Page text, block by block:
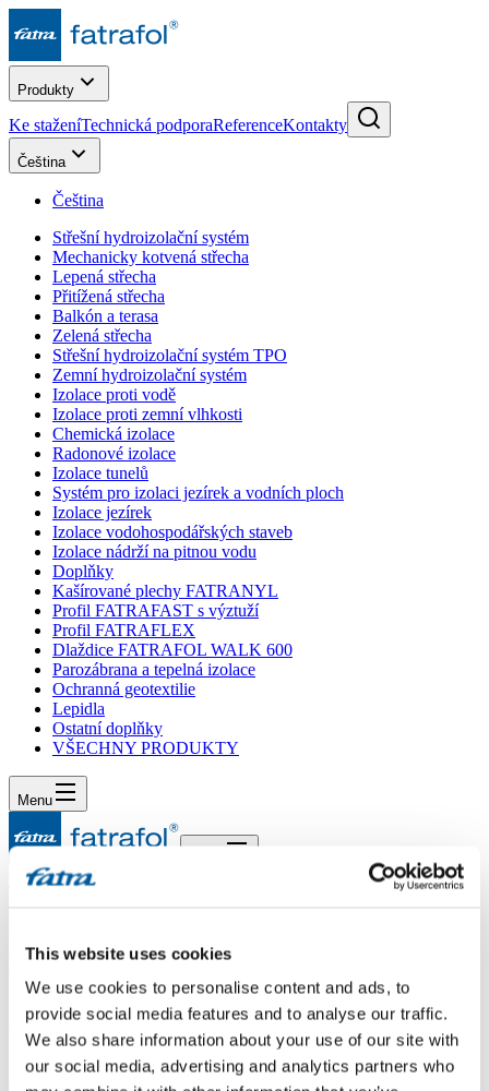
This website uses cookies
We use cookies to personalise content and ads, to
provide social media features and to analyse our traffic.
We also share information about your use of our site with
our social media, advertising and analytics partners who
Produkty
Ke staženíTechnická podporaReferenceKontakty
Čeština
Čeština
Střešní hydroizolační systém
Mechanicky kotvená střecha
Lepená střecha
Přitížená střecha
Balkón a terasa
Zelená střecha
Střešní hydroizolační systém TPO
Zemní hydroizolační systém
Izolace proti vodě
Izolace proti zemní vlhkosti
Chemická izolace
Radonové izolace
Izolace tunelů
Systém pro izolaci jezírek a vodních ploch
Izolace jezírek
Izolace vodohospodářských staveb
Izolace nádrží na pitnou vodu
Doplňky
Kašírované plechy FATRANYL
Profil FATRAFAST s výztuží
Profil FATRAFLEX
Dlaždice FATRAFOL WALK 600
Parozábrana a tepelná izolace
Ochranná geotextilie
Lepidla
Ostatní doplňky
VŠECHNY PRODUKTY
Menu
Domů/
Dotaz 172
Dotaz
Dobrý den, rád bych použil při hydroizolaci RD váš výrobek. Dle
architekta by měla být provedena hydroizolace základových pásů a